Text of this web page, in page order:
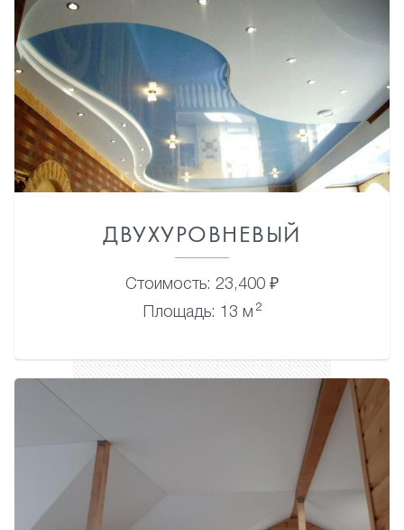
ДВУХУРОВНЕВЫЙ
Стоимость: 23,400 ₽
Площадь: 13 м 2